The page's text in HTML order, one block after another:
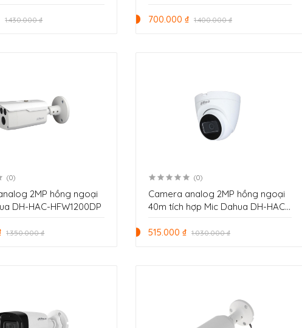
1.430.000 ₫
HFW1200TLMP-IL-A-VN
700.000 ₫ 1.400.000 ₫
(0)
2MP hồng ngoại
DH-HAC-HFW1200DP
1.350.000 ₫
(0)
Camera analog 2MP hồng ngoại
40m tích hợp Mic Dahua DH-HAC-
515.000 ₫ 1.030.000 ₫